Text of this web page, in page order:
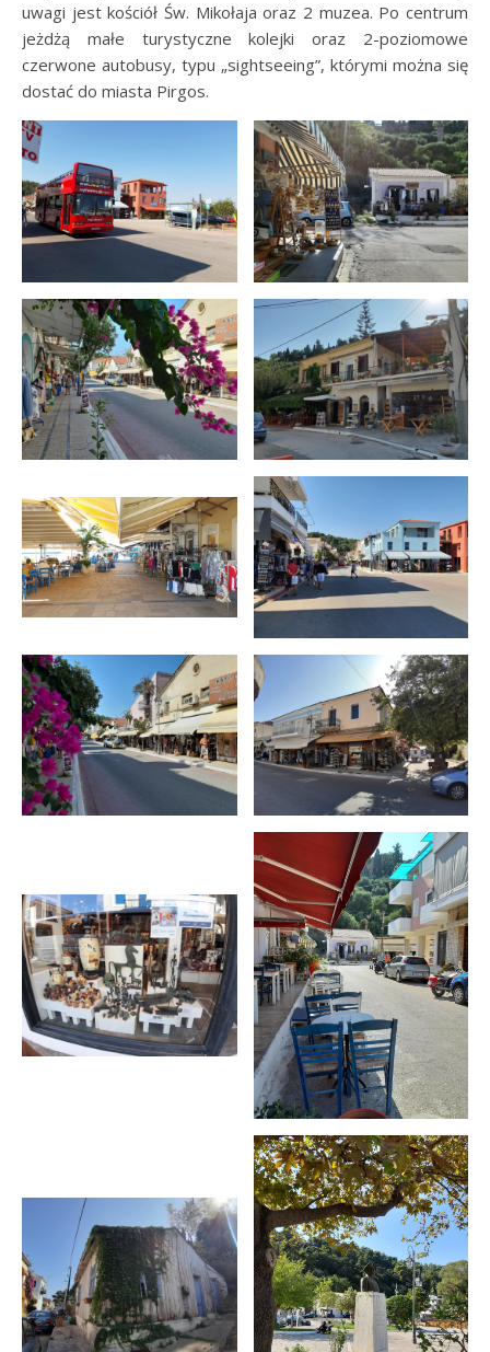
uwagi jest kościół Św. Mikołaja oraz 2 muzea. Po centrum
jeżdżą małe turystyczne kolejki oraz 2-poziomowe
czerwone autobusy, typu „sightseeing”, którymi można się
dostać do miasta Pirgos.